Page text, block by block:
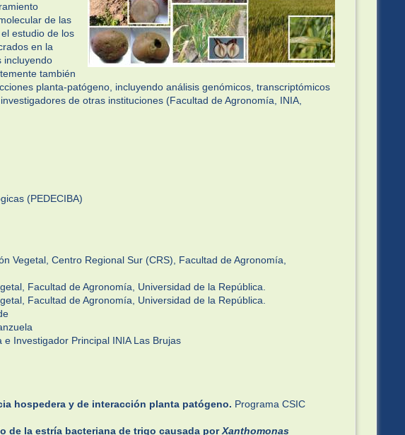
de las
estudio de los
en la
incluyendo
también
planta-patógeno, incluyendo análisis genómicos, transcriptómicos
de otras instituciones (Facultad de Agronomía, INIA,
(PEDECIBA)
Vegetal, Centro Regional Sur (CRS), Facultad de Agronomía,
Facultad de Agronomía, Universidad de la República.
Facultad de Agronomía, Universidad de la República.
Investigador Principal INIA Las Brujas
hospedera y de interacción planta patógeno. Programa CSIC
de la estría bacteriana de trigo causada porXanthomonas